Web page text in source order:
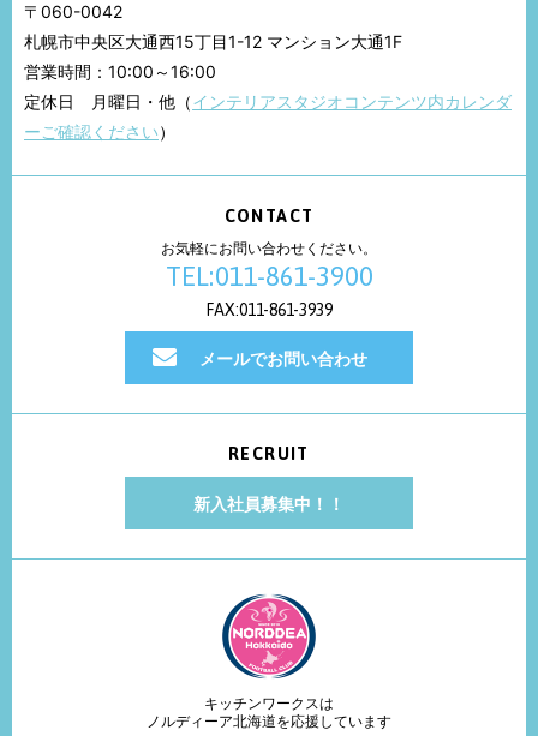
〒060-0042
札幌市中央区大通西15丁目1-12 マンション大通1F
営業時間：10:00～16:00
定休日 月曜日・他（インテリアスタジオコンテンツ内カレンダ
ーご確認ください）
CONTACT
お気軽にお問い合わせください。
TEL:011-861-3900
FAX:011-861-3939
メールでお問い合わせ
RECRUIT
新入社員募集中！！
キッチンワークスは
ノルディーア北海道を応援しています